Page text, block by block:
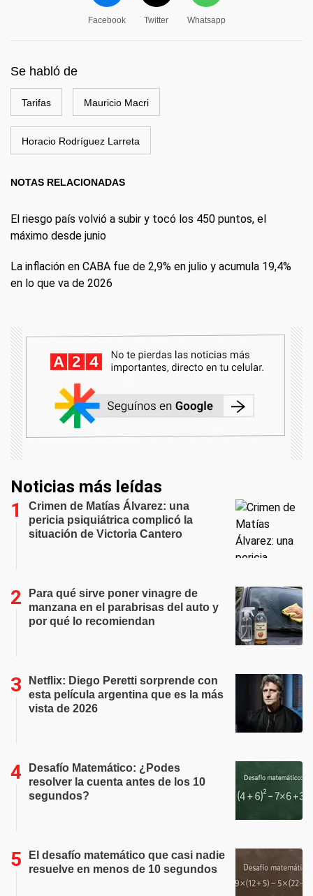
Facebook Twitter Whatsapp
Se habló de
Tarifas Mauricio Macri
Horacio Rodríguez Larreta
NOTAS RELACIONADAS
El riesgo país volvió a subir y tocó los 450 puntos, el
máximo desde junio
La inflación en CABA fue de 2,9% en julio y acumula 19,4%
en lo que va de 2026
Noticias más leídas
Crimen de Matías Álvarez: una
pericia psiquiátrica complicó la
situación de Victoria Cantero
Para qué sirve poner vinagre de
manzana en el parabrisas del auto y
por qué lo recomiendan
Netflix: Diego Peretti sorprende con
esta película argentina que es la más
vista de 2026
Desafío Matemático: ¿Podes
resolver la cuenta antes de los 10
segundos?
El desafío matemático que casi nadie
resuelve en menos de 10 segundos